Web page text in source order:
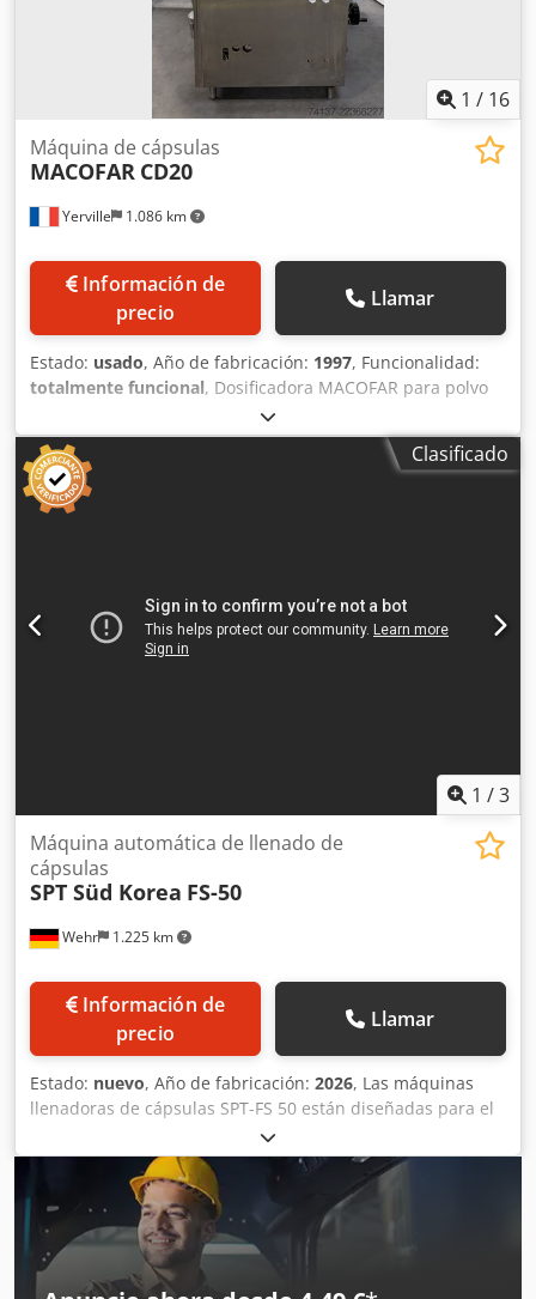
1 / 16
Yerville 1.086 km
Máquina de cápsulas
MACOFAR CD20
Información de
precio
Llamar
Estado: usado, Año de fabricación: 1997, Funcionalidad:
totalmente funcional, Dosificadora MACOFAR para polvo
tipo CD20. Se vende con 3 formatos de polvo: 00, 0 y 1.
Rendimiento teórico máximo: 20 000 unidades/hora. 50 Hz
/ 2,5 kW. Peso neto: 800 kg. Dkedpfx Anszmwaxewsr Se
vende con su bomba de vacío.
Clasificado
1 /3
Wehr 1.225 km
Máquina automática de llenado de
cápsulas
SPT Süd Korea FS-50
Información de
precio
Llamar
Estado: nuevo, Año de fabricación: 2026, Las máquinas
llenadoras de cápsulas SPT-FS 50 están diseñadas para el
llenado completamente automático de cápsulas de
gelatina dura de tamaño #00 a #4 (opcionalmente #000 y
5) con polvo, granulado o pellets, en el sector farmacéutico
y de suplementos alimenticios. La dosificación se realiza
mediante un disco dosificador, que garantiza una alta
precisión en la cantidad de llenado. Dksdpfx Aef Hp U
Uonwer La nueva serie SPT de máquinas llenadoras de